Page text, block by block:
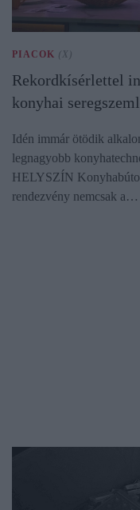
PIACOK (X)
Rekordkísérlettel
konyhai
Idén immár ötödik
legnagyobb
HELYSZÍN
rendezvény nemcsak a…